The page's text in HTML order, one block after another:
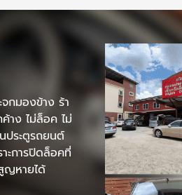
กมองข้าง ร้า
าง ไม่ล็อค ไม่
ประตูรถยนต์
ะการปิดล็อคที่
ญหายได้